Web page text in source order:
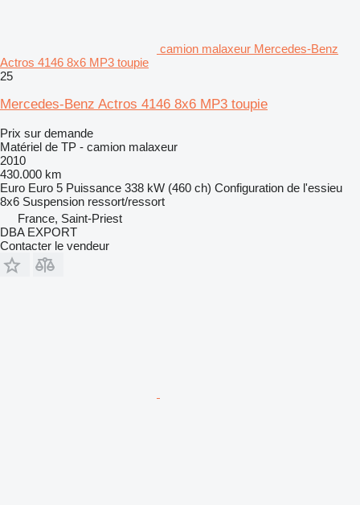
camion malaxeur Mercedes-Benz
Actros 4146 8x6 MP3 toupie
25
Mercedes-Benz Actros 4146 8x6 MP3 toupie
Prix sur demande
Matériel de TP - camion malaxeur
2010
430.000 km
Euro Euro 5 Puissance 338 kW (460 ch) Configuration de l'essieu
8x6 Suspension ressort/ressort
France, Saint-Priest
DBA EXPORT
Contacter le vendeur